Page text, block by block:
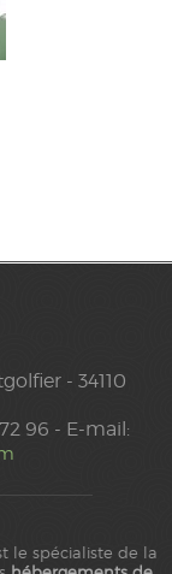
- 34110
96 - E-mail:
le spécialiste de la